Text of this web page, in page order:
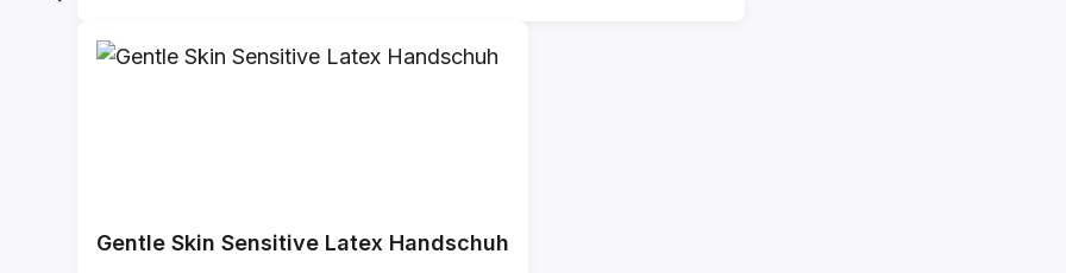
Gentle Skin Sensitive Latex Handschuh